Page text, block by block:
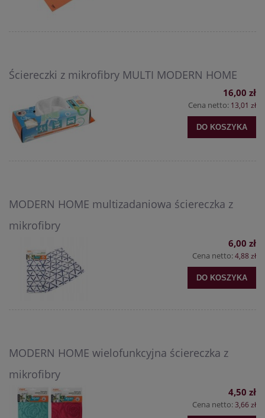
Ściereczki z mikrofibry MULTI MODERN HOME
16,00 zł
Cena netto: 13,01 zł
DO KOSZYKA
MODERN HOME multizadaniowa ściereczka z
mikrofibry
6,00 zł
Cena netto:4,88 zł
DO KOSZYKA
MODERN HOME wielofunkcyjna ściereczka z
mikrofibry
4,50 zł
Cena netto:3,66 zł